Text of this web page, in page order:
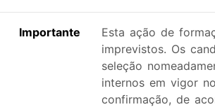
Importante
Esta ação de
imprevistos. Os
seleção
internos em vigor
confirmação, de